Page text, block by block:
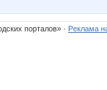
порталов» · Реклама